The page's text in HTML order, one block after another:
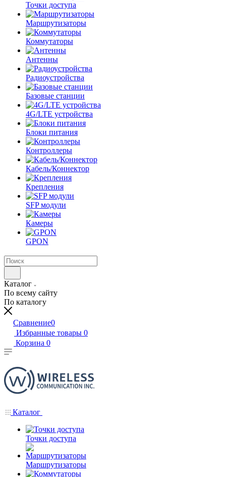
Точки доступа
Маршрутизаторы
Коммутаторы
Антенны
Радиоустройства
Базовые станции
4G/LTE устройства
Блоки питания
Контроллеры
Кабель/Коннектор
Крепления
SFP модули
Камеры
GPON
Каталог
По всему сайту
По каталогу
Сравнение0
Избранные товары 0
Корзина 0
Каталог
Точки доступа
Маршрутизаторы